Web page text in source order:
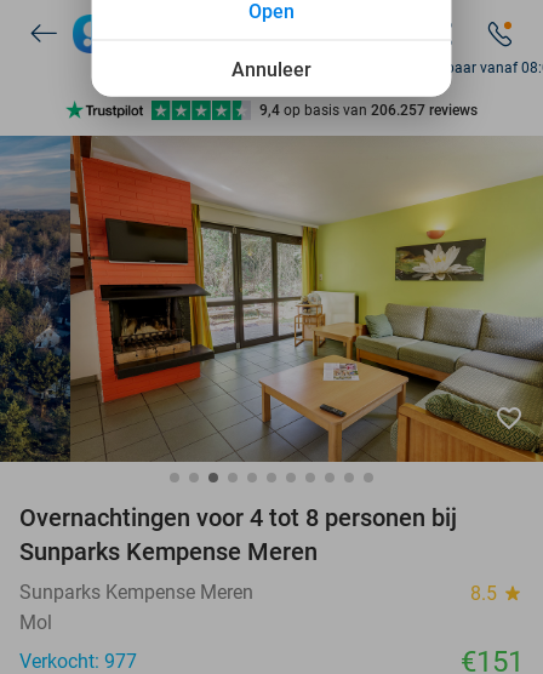
7 dagen per week beschikbaar
10+ miljoen leden
9,4 op basis van 206.257 reviews
7 dagen per week beschikbaar
10+ miljoen leden
Bereikbaar vanaf
favorite_border
Overnachtingen voor 4 tot 8 personen bij
Sunparks Kempense Meren
Sunparks Kempense Meren 8.5 star
Mol
Verkocht: 977
€151
Annuleer
Open